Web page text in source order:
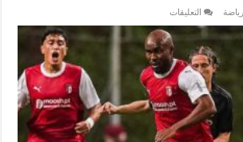
رياضة التعليقات
المصراتي
يأمل
في
عودة
سريعة
لمعاضدة
براغا
البرتغالي
مغلقة